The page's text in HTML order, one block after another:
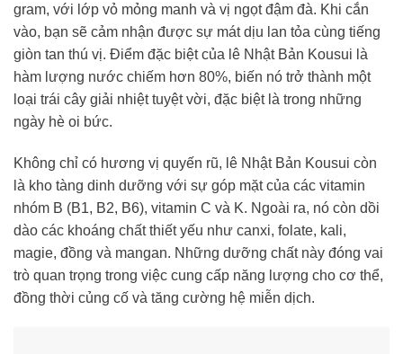
gram, với lớp vỏ mỏng manh và vị ngọt đậm đà. Khi cắn
vào, bạn sẽ cảm nhận được sự mát dịu lan tỏa cùng tiếng
giòn tan thú vị. Điểm đặc biệt của lê Nhật Bản Kousui là
hàm lượng nước chiếm hơn 80%, biến nó trở thành một
loại trái cây giải nhiệt tuyệt vời, đặc biệt là trong những
ngày hè oi bức.
Không chỉ có hương vị quyến rũ, lê Nhật Bản Kousui còn
là kho tàng dinh dưỡng với sự góp mặt của các vitamin
nhóm B (B1, B2, B6), vitamin C và K. Ngoài ra, nó còn dồi
dào các khoáng chất thiết yếu như canxi, folate, kali,
magie, đồng và mangan. Những dưỡng chất này đóng vai
trò quan trọng trong việc cung cấp năng lượng cho cơ thể,
đồng thời củng cố và tăng cường hệ miễn dịch.